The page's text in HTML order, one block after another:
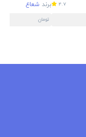
4.7
برند شعاع
تومان